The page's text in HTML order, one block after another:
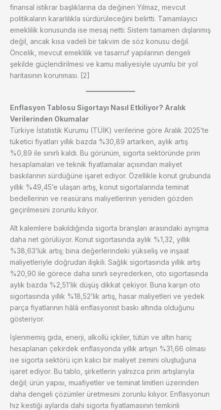
finansal istikrar başlıklarına da değinen Yılmaz, mevcut
politikaların kararlılıkla sürdürüleceğini belirtti. Tamamlayıcı
emeklilik konusunda ise mesaj netti: Sistem tamamen dışlanmış
değil, ancak kısa vadeli bir takvim de söz konusu değil.
Öncelik, mevcut emeklilik ve tasarruf yapılarının dengeli
şekilde güçlendirilmesi ve kamu maliyesiyle uyumlu bir yol
haritasının korunması. [2]
Enflasyon Tablosu Sigortayı Nasıl Etkiliyor? Aralık
Verilerinden Okumalar
Türkiye İstatistik Kurumu (TÜİK) verilerine göre Aralık 2025’te
tüketici fiyatları yıllık bazda %30,89 artarken, aylık artış
%0,89 ile sınırlı kaldı. Bu görünüm, sigorta sektöründe prim
hesaplamaları ve teknik fiyatlamalar açısından maliyet
baskılarının sürdüğüne işaret ediyor. Özellikle konut grubunda
yıllık %49,45’e ulaşan artış, konut sigortalarında teminat
bedellerinin ve reasürans maliyetlerinin yeniden gözden
geçirilmesini zorunlu kılıyor.
Alt kalemlere bakıldığında sigorta branşları arasındaki ayrışma
daha net görülüyor. Konut sigortasında aylık %1,32, yıllık
%38,63’lük artış; bina değerlerindeki yükseliş ve inşaat
maliyetleriyle doğrudan ilişkili. Sağlık sigortasında yıllık artış
%20,90 ile görece daha sınırlı seyrederken, oto sigortasında
aylık bazda %2,51’lik düşüş dikkat çekiyor. Buna karşın oto
sigortasında yıllık %18,52’lik artış, hasar maliyetleri ve yedek
parça fiyatlarının hâlâ enflasyonist baskı altında olduğunu
gösteriyor.
İşlenmemiş gıda, enerji, alkollü içkiler, tütün ve altın hariç
hesaplanan çekirdek enflasyonda yıllık artışın %31,66 olması
ise sigorta sektörü için kalıcı bir maliyet zemini oluştuğuna
işaret ediyor. Bu tablo, şirketlerin yalnızca prim artışlarıyla
değil; ürün yapısı, muafiyetler ve teminat limitleri üzerinden
daha dengeli çözümler üretmesini zorunlu kılıyor. Enflasyonun
hız kestiği aylarda dahi sigorta fiyatlamasının temkinli